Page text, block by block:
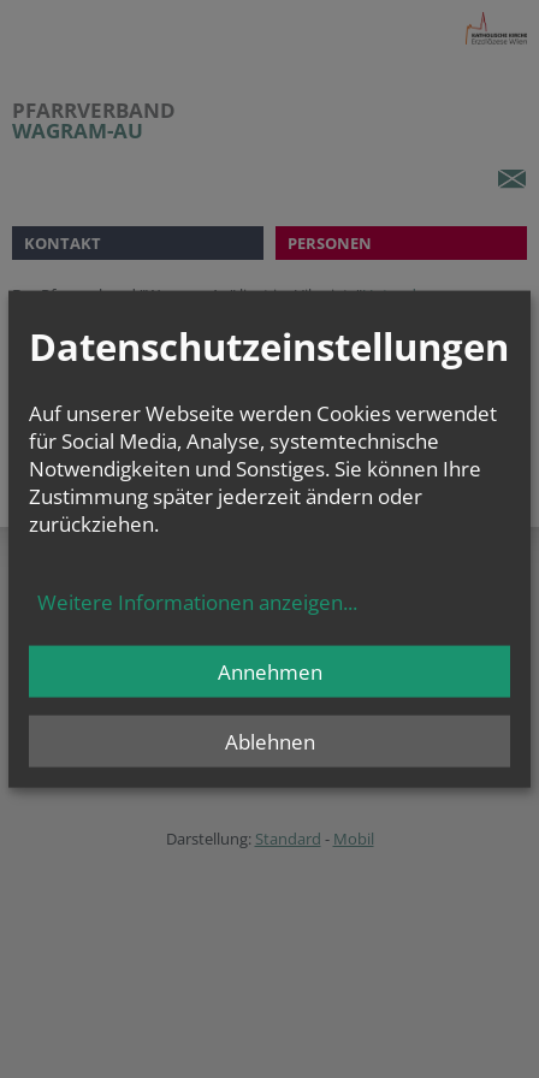
PFARRVERBAND
WAGRAM-AU
KONTAKT PERSONEN
Der Pfarrverband "Wagram-Au" liegt im Vikariat "Unter dem
Absdorf
Neuaigen
Stetteldorf am Wagram
Pfarrverband Wagram-Au
E-Mail schreiben
Barrierefreiheitserklärung
Darstellung: Standard - Mobil
Datenschutzeinstellungen
Auf unserer Webseite werden Cookies verwendet
für Social Media, Analyse, systemtechnische
Notwendigkeiten und Sonstiges. Sie können Ihre
Zustimmung später jederzeit ändern oder
zurückziehen.
Weitere Informationen anzeigen...
Ablehnen
Annehmen